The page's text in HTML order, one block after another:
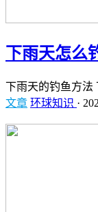
下雨天怎么
下雨天的钓鱼方
文章 环球知识 ·